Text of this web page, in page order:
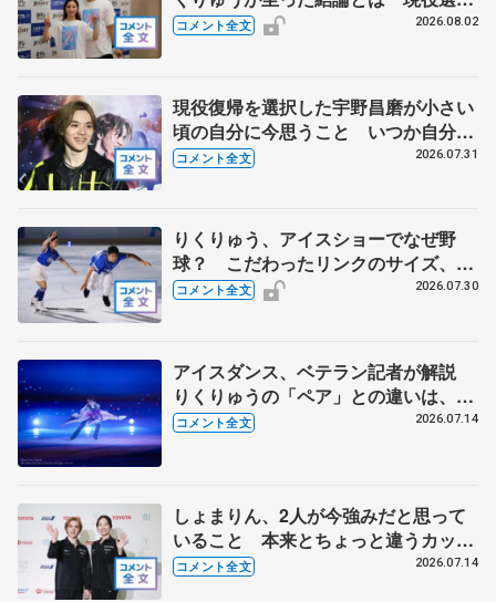
みたいな今の生活に「引退したんだよ
コメント全文 2026.08.02
現役復帰を選択した宇野昌磨が小さい
頃の自分に今思うこと いつか自分た
ちが望むスケーターに 【「Ice
コメント全文 2026.07.31
りくりゅう、アイスショーでなぜ野
球？ こだわったリンクのサイズ、試
合同様の迫力を 【THE DESTINYリ
コメント全文 2026.07.30
アイスダンス、ベテラン記者が解説
りくりゅうの「ペア」との違いは、し
ょまりん誕生で競争激化
コメント全文 2026.07.14
しょまりん、2人が今強みだと思って
いること 本来とちょっと違うカップ
ルの体格差をポジティブに 【本田真
コメント全文 2026.07.14